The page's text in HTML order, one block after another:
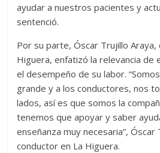
ayudar a nuestros pacientes y
sentenció.
Por su parte, Óscar Trujillo Araya,
Higuera, enfatizó la relevancia de
el desempeño de su labor.
grande y a los conductores, nos
lados, así es que somos la
tenemos que apoyar y saber
enseñanza muy necesaria”, Óscar
conductor en La Higuera.